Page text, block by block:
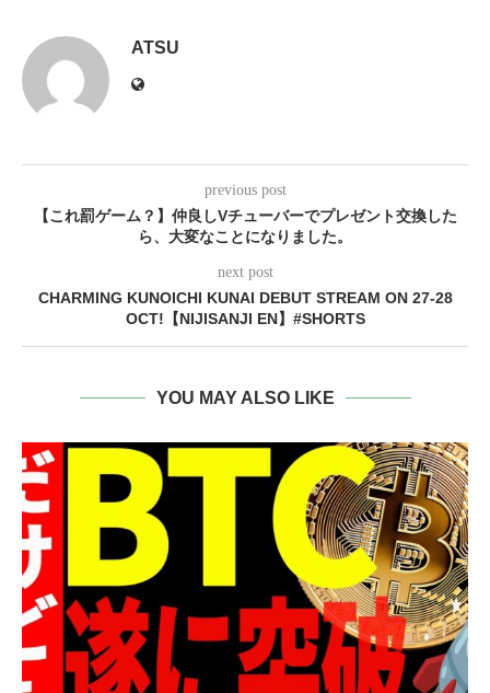
ATSU
previous post
【これ罰ゲーム？】仲良しVチューバーでプレゼント交換した
ら、大変なことになりました。
next post
CHARMING KUNOICHI KUNAI DEBUT STREAM ON 27-28
OCT!【NIJISANJI EN】#SHORTS
YOU MAY ALSO LIKE